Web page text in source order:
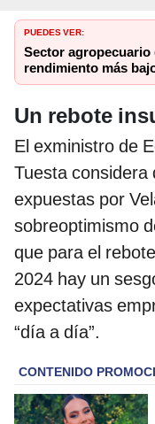
PUEDES VER:
Sector agropecuario
rendimiento más
Un rebote
El exministro de
Tuesta considera
expuestas por
sobreoptimismo
que para el
2024 hay un
expectativas
“día a día”.